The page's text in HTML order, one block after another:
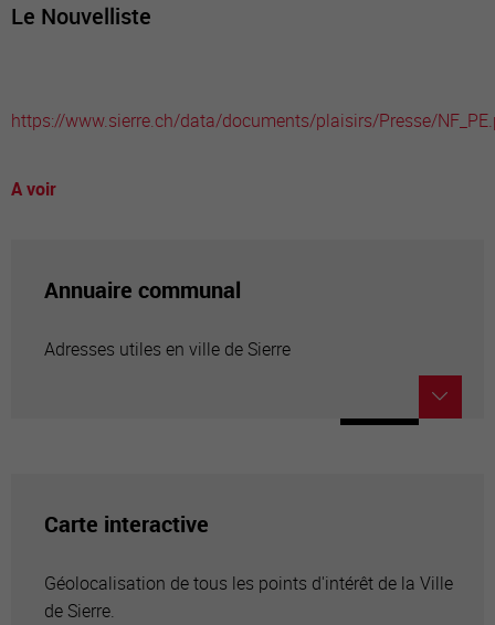
Le Nouvelliste
https://www.sierre.ch/data/documents/plaisirs/Presse/
A voir
Annuaire communal
Adresses utiles en ville de Sierre
Carte interactive
Géolocalisation de tous les points d'intérêt de la Ville
de Sierre.